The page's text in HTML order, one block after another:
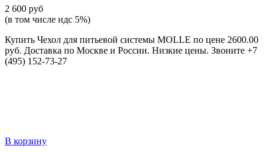
2 600 руб
(в том числе ндс 5%)
Купить Чехол для питьевой системы MOLLE по цене 2600.00
руб. Доставка по Москве и России. Низкие цены. Звоните +7
(495) 152-73-27
В корзину